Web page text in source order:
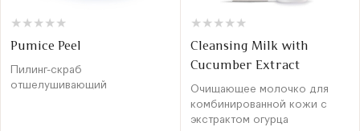
★
★ ★
★ ★
★ ★
★ ★
★
Pumice Peel
Пилинг-скраб
отшелушивающий
★
★ ★
★ ★
★ ★
★ ★
★
Cleansing Milk with
Cucumber Extract
Очищающее молочко для
комбинированной кожи с
экстрактом огурца